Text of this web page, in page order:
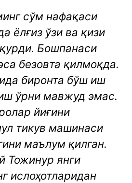
сўм нафақаси
ёлғиз ўзи ва қизи
Бошпанаси
безовта қилмоқда.
биронта бўш иш
ўрни мавжуд эмас.
йиғини
тикув машинаси
маълум қилган.
Тожинур янги
ислоҳотларидан